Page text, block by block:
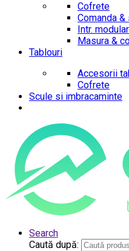
Cofrete
Comanda &
Intr.
Masura &
Tablouri
Accesorii
Cofrete
Scule si imbracaminte
Search
Caută după: